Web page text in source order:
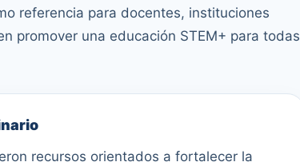
referencia para docentes, instituciones
promover una educación STEM+ para todas
recursos orientados a fortalecer la